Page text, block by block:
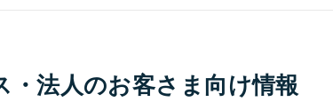
・法人のお客さま向け情報